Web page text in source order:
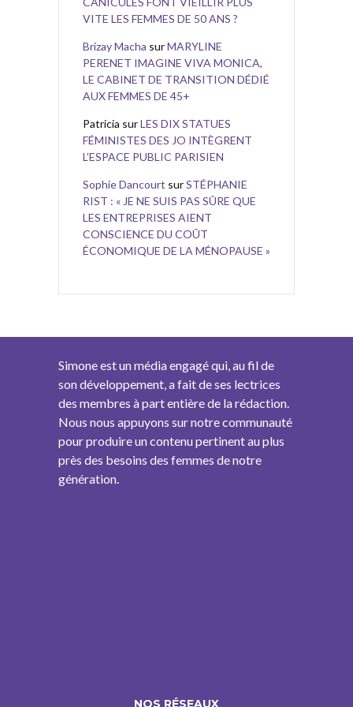
VITE LES FEMMES DE 50 ANS ?
Brizay Macha surMARYLINE
PERENET IMAGINE VIVA MONICA,
LE CABINET DE TRANSITION DÉDIÉ
AUX FEMMES DE 45+
Patricia surLES DIX STATUES
FÉMINISTES DES JO INTÈGRENT
L’ESPACE PUBLIC PARISIEN
Sophie Dancourt surSTÉPHANIE
RIST : « JE NE SUIS PAS SÛRE QUE
LES ENTREPRISES AIENT
CONSCIENCE DU COÛT
ÉCONOMIQUE DE LA MÉNOPAUSE »
Simone est un média engagé qui, au fil de
son développement, a fait de ses lectrices
des membres à part entière de la rédaction.
Nous nous appuyons sur notre communauté
pour produire un contenu pertinent au plus
près des besoins des femmes de notre
génération.
NOS RÉSEAUX